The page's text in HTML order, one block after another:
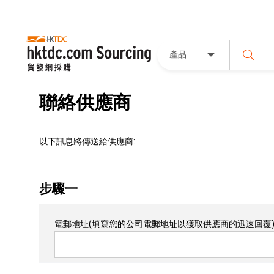
產品
聯絡供應商
以下訊息將傳送給供應商:
步驟一
電郵地址(填寫您的公司電郵地址以獲取供應商的迅速回覆)